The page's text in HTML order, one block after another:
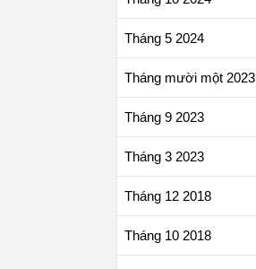
Tháng 5 2024
Tháng mười một 2023
Tháng 9 2023
Tháng 3 2023
Tháng 12 2018
Tháng 10 2018